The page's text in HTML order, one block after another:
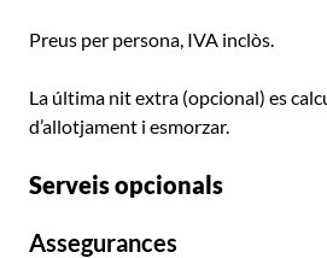
Preus per persona, IVA inclòs.
La última nit extra (opcional) es
d’allotjament i esmorzar.
Serveis opcionals
Assegurances